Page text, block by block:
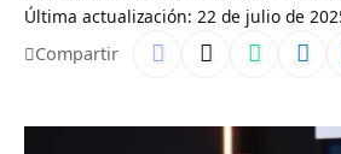
Última actualización: 22 de julio de
Compartir